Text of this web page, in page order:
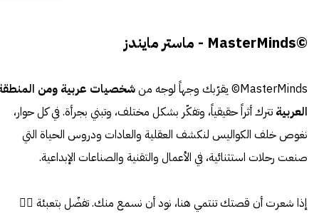
©MasterMinds - ماستر مايندز
MasterMinds© يقرّبك وجهاً لوجه من
شخصيات عربية ومن
العربية تترك أثراً حقيقياً، وتفكّر بشكل مختلف، وتبني بجرأة. في كل حوار،
نغوص خلف الكواليس لنكشف العقلية والعادات ودروس الحياة التي
صنعت رحلات استثنائية، في الأعمال والتقنية والصناعات الإبداعية.
إذا شعرت أن قصتك تنتمي هنا، نود أن نسمع منك. تفضّل بتعبئة 👈🏼